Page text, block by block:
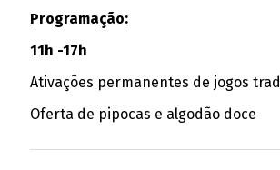
Programação:
11h -17h
Ativações permanentes de jogos
Oferta de pipocas e algodão doce